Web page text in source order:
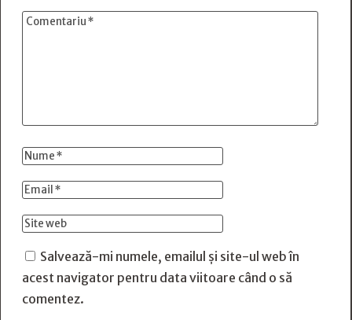
Salvează-mi numele, emailul și site-ul web în
acest navigator pentru data viitoare când o să
comentez.